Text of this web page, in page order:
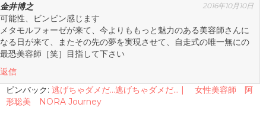
金井博之 2016年10月10日
可能性、ビンビン感じます
メタモルフォーゼが来て、今よりももっと魅力のある美容師さんに
なる日が来て、またその先の夢を実現させて、自走式の唯一無にの
最恐美容師［笑］目指して下さい
返信
ピンバック: 逃げちゃダメだ…逃げちゃダメだ… | 女性美容師 阿
形聡美 NORA Journey